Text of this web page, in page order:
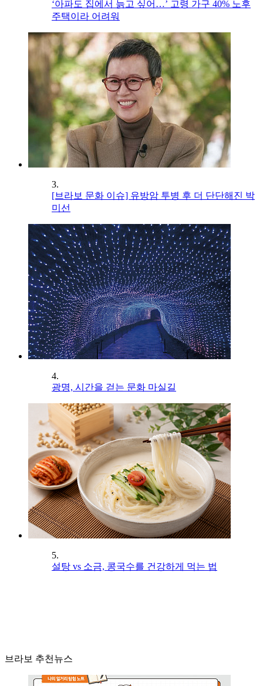
‘아파도 집에서 늙고 싶어…’ 고령 가구 40% 노후
주택이라 어려워
3.
[브라보 문화 이슈] 유방암 투병 후 더 단단해진 박
미선
4.
광명, 시간을 걷는 문화 마실길
5.
설탕 vs 소금, 콩국수를 건강하게 먹는 법
브라보 추천뉴스